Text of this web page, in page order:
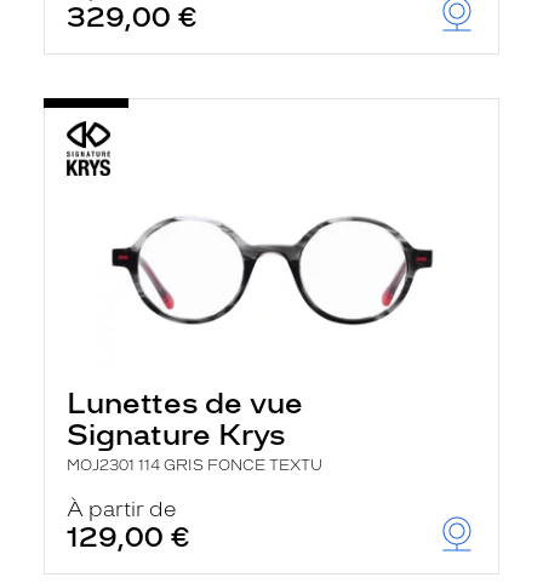
329,00 €
Lunettes de vue
Signature Krys
MOJ2301 114 GRIS FONCE TEXTU
À partir de
129,00 €